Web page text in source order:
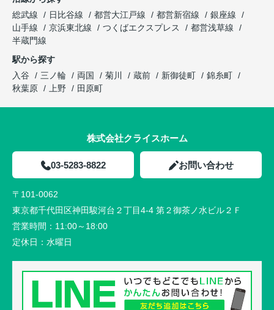
総武線
日比谷線 都営大江戸線 都営新宿線
銀座線
山手線
京浜東北線 つくばエクスプレス
都営浅草線
半蔵門線
駅から探す
入谷
三ノ輪 両国 菊川 蔵前 新御徒町
錦糸町
秋葉原
上野 田原町
株式会社クライスホーム
03-5283-8822 お問い合わせ
〒101-0062
東京都千代田区神田駿河台２丁目4-4 第２御茶ノ水ビル２Ｆ
営業時間： 11:00～18:00
定休日： 水曜日